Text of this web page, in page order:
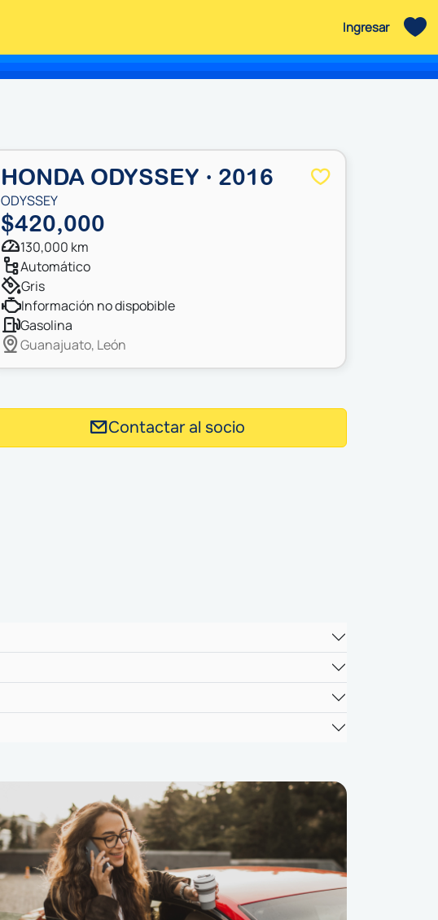
Ingresar
HONDA ODYSSEY · 2016
ODYSSEY
$420,000
130,000 km
automático
gris
información no dispobible
gasolina
Guanajuato, León
Contactar al socio